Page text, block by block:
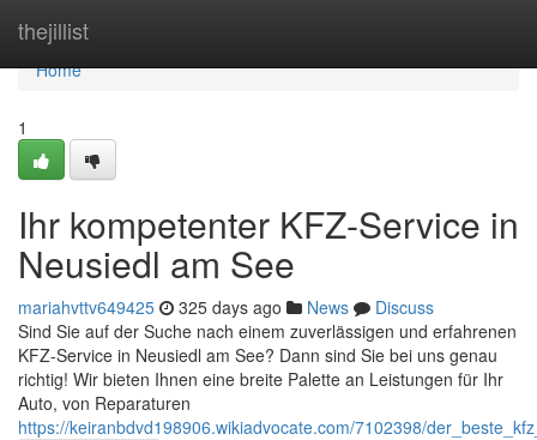
thejillist
Home
Home
1
Ihr kompetenter KFZ-Service in
Neusiedl am See
mariahvttv649425 325 days ago News
Discuss
Sind Sie auf der Suche nach einem zuverlässigen und erfahrenen
KFZ-Service in Neusiedl am See? Dann sind Sie bei uns genau
richtig! Wir bieten Ihnen eine breite Palette an Leistungen für Ihr
Auto, von Reparaturen
https://keiranbdvd198906.wikiadvocate.com/7102398/